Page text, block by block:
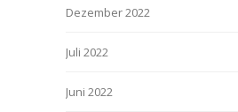
Dezember 2022
Juli 2022
Juni 2022